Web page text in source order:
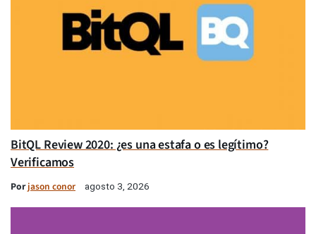
BitQL Review 2020: ¿es una estafa o es legítimo?
Verificamos
Porjason conor agosto 3, 2026